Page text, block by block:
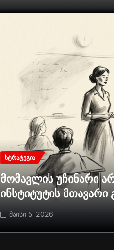
ᲡᲢᲠᲐᲢᲔᲒᲘᲐ
მომავლის უჩინარი
ინსტიტუტის მთავარი
მაისი 5, 2026